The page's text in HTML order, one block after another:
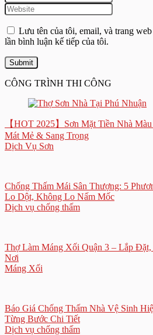
Lưu tên của tôi, email, và trang
lần bình luận kế tiếp của tôi.
CÔNG TRÌNH THI CÔNG
【HOT 2025】Sơn Mặt Tiền Nhà
Mát Mẻ & Sang Trọng
Dịch Vụ Sơn
Chống Thấm Mái Sân Thượng: 5
Lo Dột, Không Lo Nấm Mốc
Dịch vụ chống thấm
Thợ Làm Máng Xối Quận 3 – Lắp
Nơi
Máng Xối
Báo Giá Chống Thấm Nhà Vệ Sinh
Từng Bước Chi Tiết
Dịch vụ chống thấm